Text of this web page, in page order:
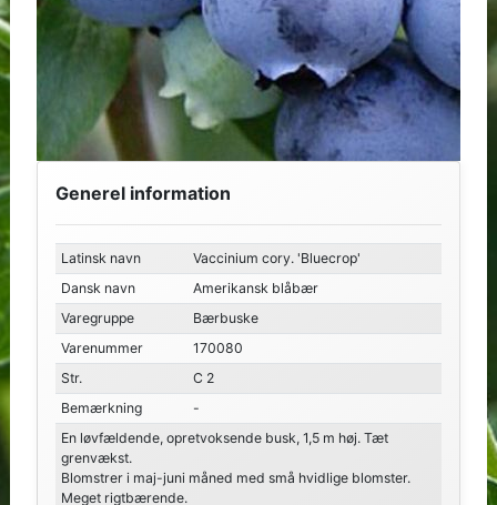
Generel information
Latinsk navn
Vaccinium cory. 'Bluecrop'
Dansk navn
Amerikansk blåbær
Varegruppe
Bærbuske
Varenummer
170080
Str.
C 2
Bemærkning
-
En løvfældende, opretvoksende busk, 1,5 m høj. Tæt
grenvækst.
Blomstrer i maj-juni måned med små hvidlige blomster.
Meget rigtbærende.